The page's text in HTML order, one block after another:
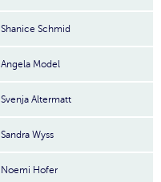
Shanice Schmid
Angela Model
Svenja Altermatt
Sandra Wyss
Noemi Hofer